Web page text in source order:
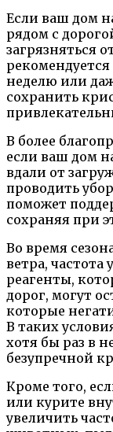
Если ваш дом
рядом с
загрязняться
неделю или
сохранить
В более
если ваш дом
вдали от
проводить
поможет
сохраняя при
Во время
ветра, частота
реагенты,
дорог, могут
которые
В таких
хотя бы раз в
безупречной
Кроме того,
или курите
увеличить